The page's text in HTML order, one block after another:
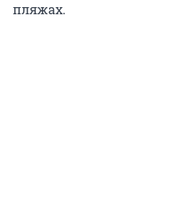
пляжах.